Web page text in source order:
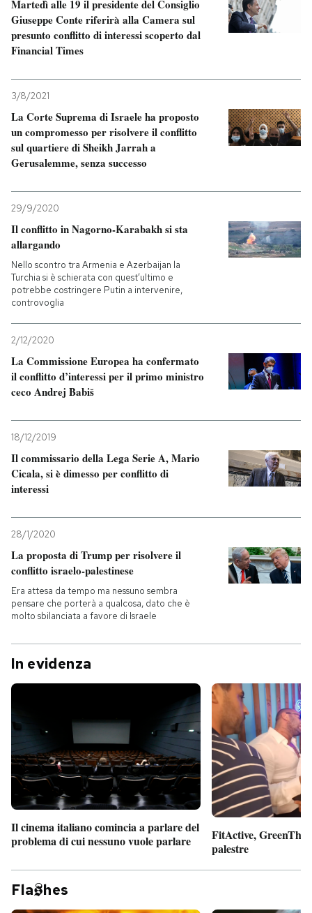
Martedì alle 19 il presidente del Consiglio
Giuseppe Conte riferirà alla Camera sul
presunto conflitto di interessi scoperto dal
Financial Times
3/8/2021
La Corte Suprema di Israele ha proposto
un compromesso per risolvere il conflitto
sul quartiere di Sheikh Jarrah a
Gerusalemme, senza successo
29/9/2020
Il conflitto in Nagorno-Karabakh si sta
allargando
Nello scontro tra Armenia e Azerbaijan la
Turchia si è schierata con quest’ultimo e
potrebbe costringere Putin a intervenire,
controvoglia
2/12/2020
La Commissione Europea ha confermato
il conflitto d’interessi per il primo ministro
ceco Andrej Babiš
18/12/2019
Il commissario della Lega Serie A, Mario
Cicala, si è dimesso per conflitto di
interessi
28/1/2020
La proposta di Trump per risolvere il
conflitto israelo-palestinese
Era attesa da tempo ma nessuno sembra
pensare che porterà a qualcosa, dato che è
molto sbilanciata a favore di Israele
In evidenza
Il cinema italiano comincia a parlare del
problema di cui nessuno vuole parlare
FitActive,
palestre
Fla hes